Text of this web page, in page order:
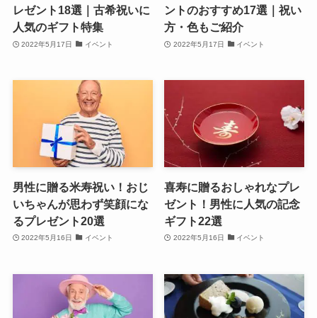
レゼント18選｜古希祝いに
人気のギフト特集
2022年5月17日 イベント
ントのおすすめ17選｜祝い
方・色もご紹介
2022年5月17日 イベント
男性に贈る米寿祝い！おじ
いちゃんが思わず笑顔にな
るプレゼント20選
2022年5月16日 イベント
喜寿に贈るおしゃれなプレ
ゼント！男性に人気の記念
ギフト22選
2022年5月16日 イベント